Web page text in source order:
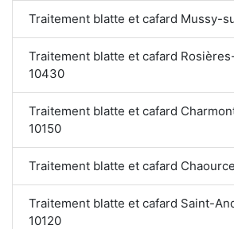
Traitement blatte et cafard Mussy-
Traitement blatte et cafard
10430
Traitement blatte et cafard
10150
Traitement blatte et cafard
Traitement blatte et cafard Saint-
10120